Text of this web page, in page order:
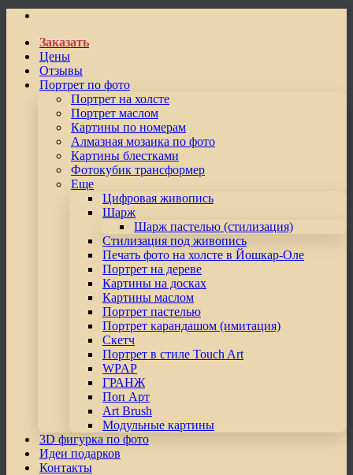
Заказать
Цены
Отзывы
Портрет по фото
Портрет на холсте
Портрет маслом
Картины по номерам
Алмазная мозаика по фото
Картины блестками
Фотокубик трансформер
Еще
Цифровая живопись
Шарж
Шарж пастелью (стилизация)
Стилизация под живопись
Печать фото на холсте в Йошкар-Оле
Портрет на дереве
Картины на досках
Картины маслом
Портрет пастелью
Портрет карандашом (имитация)
Скетч
Портрет в стиле Touch Art
WPAP
ГРАНЖ
Поп Арт
Art Brush
Модульные картины
3D фигурка по фото
Идеи подарков
Контакты